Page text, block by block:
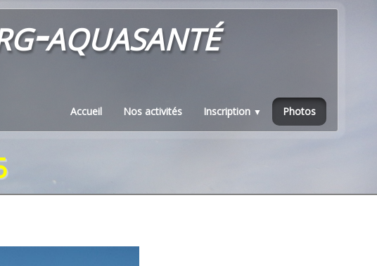
-aquasanté
Accueil Nos activités Inscription ▼ Photos